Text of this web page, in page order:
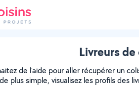
Livreurs
de l'aide pour aller récupérer un
plus simple, visualisez les profils des